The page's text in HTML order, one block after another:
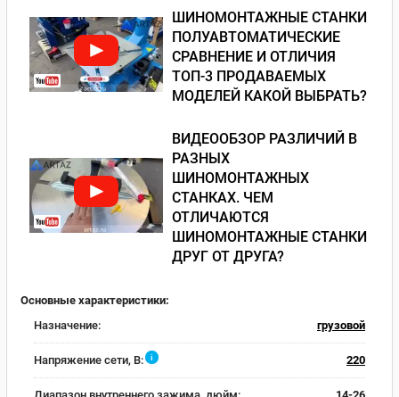
ШИНОМОНТАЖНЫЕ СТАНКИ
ПОЛУАВТОМАТИЧЕСКИЕ
СРАВНЕНИЕ И ОТЛИЧИЯ
ТОП-3 ПРОДАВАЕМЫХ
МОДЕЛЕЙ КАКОЙ ВЫБРАТЬ?
ВИДЕООБЗОР РАЗЛИЧИЙ В
РАЗНЫХ
ШИНОМОНТАЖНЫХ
СТАНКАХ. ЧЕМ
ОТЛИЧАЮТСЯ
ШИНОМОНТАЖНЫЕ СТАНКИ
ДРУГ ОТ ДРУГА?
Основные характеристики:
Назначение:
грузовой
Напряжение сети, В: i 220